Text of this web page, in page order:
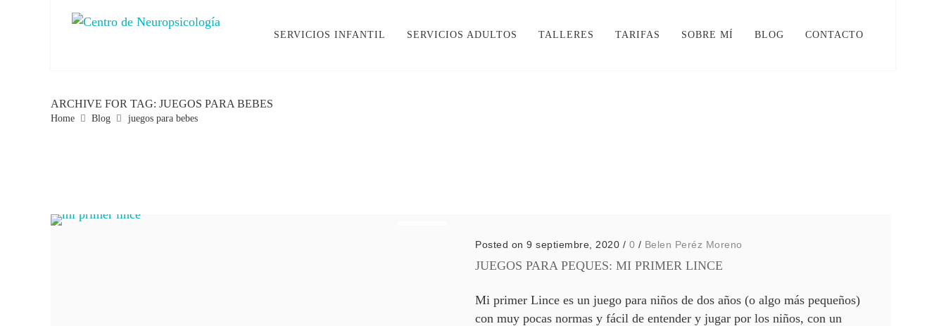
SERVICIOS INFANTIL SERVICIOS ADULTOS TALLERES TARIFAS SOBRE MÍ BLOG CONTACTO
ARCHIVE FOR TAG: JUEGOS PARA BEBES
Home Blog juegos para bebes
Posted on 9 septiembre, 2020 / 0 / Belen Peréz Moreno
JUEGOS PARA PEQUES: MI PRIMER LINCE
Mi primer Lince es un juego para niños de dos años (o algo más pequeños)
con muy pocas normas y fácil de entender y jugar por los niños, con un